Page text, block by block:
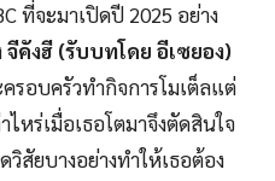
ที่จะมาเปิดปี 2025 อย่าง
จีคังฮี (รับบทโดย อีเซยอง)
รอบครัวทำกิจการโมเต็ลแต่
ไหร่เมื่อเธอโตมาจึงตัดสินใจ
สัยบางอย่างทำให้เธอต้อง